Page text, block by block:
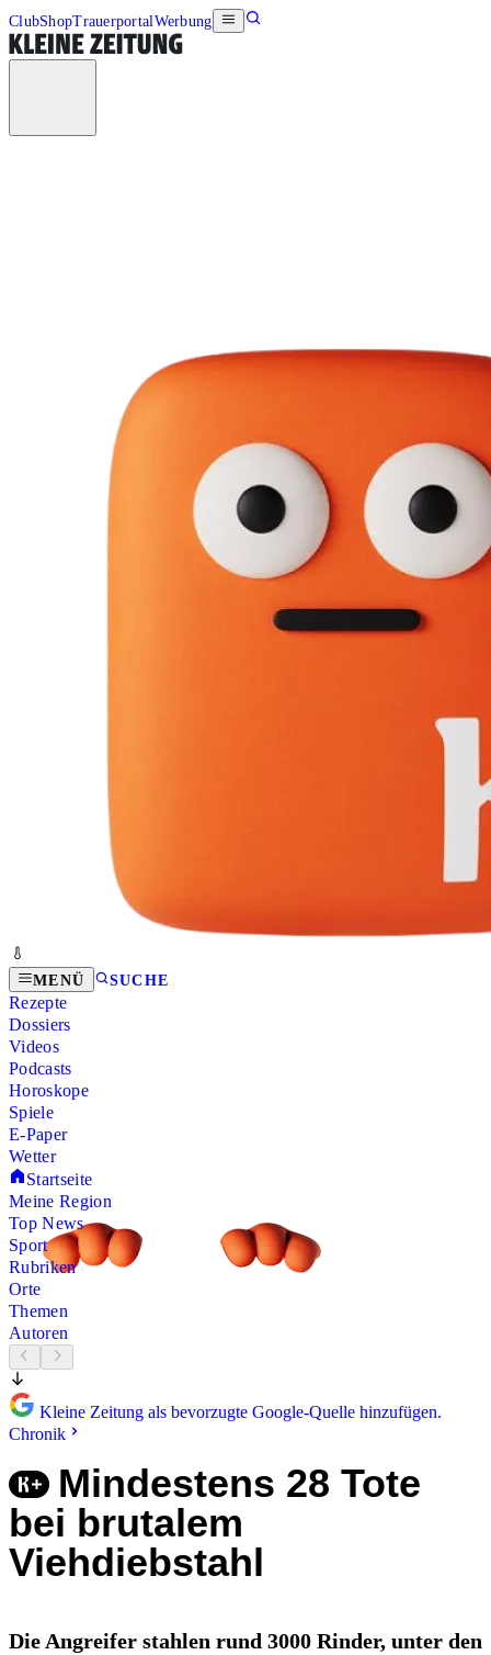
ClubShopTrauerportalWerbung
MENÜ SUCHE
Rezepte
Dossiers
Videos
Podcasts
Horoskope
Spiele
E-Paper
Wetter
Startseite
Meine Region
Top News
Sport
Rubriken
Orte
Themen
Autoren
Kleine Zeitung als bevorzugte Google-Quelle hinzufügen.
Chronik
Mindestens 28 Tote
bei brutalem
Viehdiebstahl
Die Angreifer stahlen rund 3000 Rinder, unter den